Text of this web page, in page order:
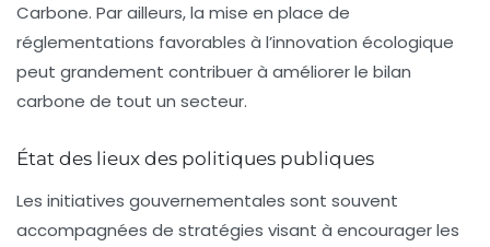
Carbone. Par ailleurs, la mise en place de
réglementations favorables à l’innovation écologique
peut grandement contribuer à améliorer le bilan
carbone de tout un secteur.
État des lieux des politiques publiques
Les initiatives gouvernementales sont souvent
accompagnées de stratégies visant à encourager les